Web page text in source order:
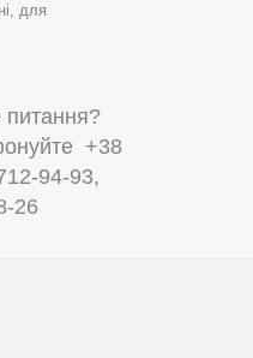
для
питання?
+38
94-93,
26